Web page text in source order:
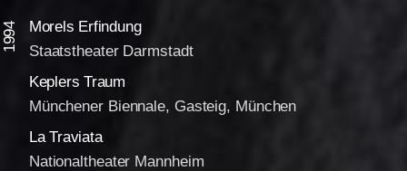
1994
Morels Erfindung
Staatstheater Darmstadt
Keplers Traum
Münchener Biennale, Gasteig, München
La Traviata
Nationaltheater Mannheim